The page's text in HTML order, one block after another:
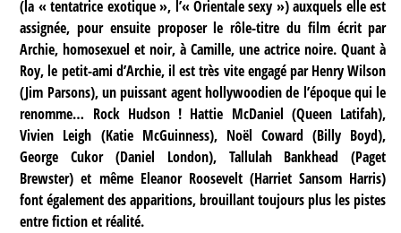
(la « tentatrice exotique », l’« Orientale sexy ») auxquels elle est
assignée, pour ensuite proposer le rôle-titre du film écrit par
Archie, homosexuel et noir, à Camille, une actrice noire. Quant à
Roy, le petit-ami d’Archie, il est très vite engagé par Henry Wilson
(Jim Parsons), un puissant agent hollywoodien de l’époque qui le
renomme… Rock Hudson ! Hattie McDaniel (Queen Latifah),
Vivien Leigh (Katie McGuinness), Noël Coward (Billy Boyd),
George Cukor (Daniel London), Tallulah Bankhead (Paget
Brewster) et même Eleanor Roosevelt (Harriet Sansom Harris)
font également des apparitions, brouillant toujours plus les pistes
entre fiction et réalité.